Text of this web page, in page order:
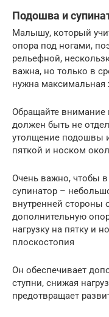
Подошва и
Малышу, который
опора под ногами,
рельефной,
важна, но только в
нужна максимальная
Обращайте внимание
должен быть не
утолщение подошвы
пяткой и носком
Очень важно, чтобы
супинатор –
внутренней стороны
дополнительную
нагрузку на пятку и
плоскостопия
Он обеспечивает
ступни, снижая
предотвращает